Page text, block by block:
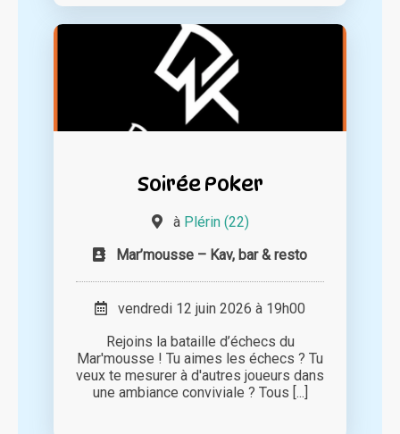
Soirée Poker
à Plérin (22)
Mar’mousse – Kav, bar & resto
vendredi 12 juin 2026 à 19h00
Rejoins la bataille d’échecs du
Mar'mousse ! Tu aimes les échecs ? Tu
veux te mesurer à d'autres joueurs dans
une ambiance conviviale ? Tous [...]